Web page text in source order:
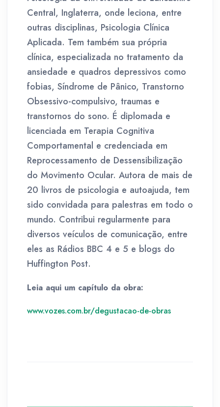
Central, Inglaterra, onde leciona, entre
outras disciplinas, Psicologia Clínica
Aplicada. Tem também sua própria
clínica, especializada no tratamento da
ansiedade e quadros depressivos como
fobias, Síndrome de Pânico, Transtorno
Obsessivo-compulsivo, traumas e
transtornos do sono. É diplomada e
licenciada em Terapia Cognitiva
Comportamental e credenciada em
Reprocessamento de Dessensibilização
do Movimento Ocular. Autora de mais de
20 livros de psicologia e autoajuda, tem
sido convidada para palestras em todo o
mundo. Contribui regularmente para
diversos veículos de comunicação, entre
eles as Rádios BBC 4 e 5 e blogs do
Huffington Post.
Leia aqui um capítulo da obra:
www.vozes.com.br/degustacao-de-obras